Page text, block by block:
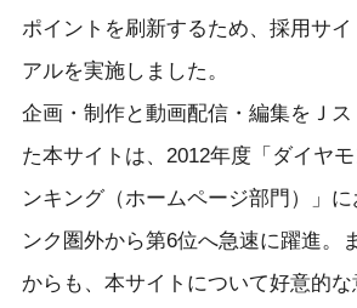
ポイントを刷新するため、採用サ
アルを実施しました。
企画・制作と動画配信・編集をＪ
た本サイトは、2012年度「ダイヤ
ンキング（ホームページ部門）」
ンク圏外から第6位へ急速に躍進。
からも、本サイトについて好意的